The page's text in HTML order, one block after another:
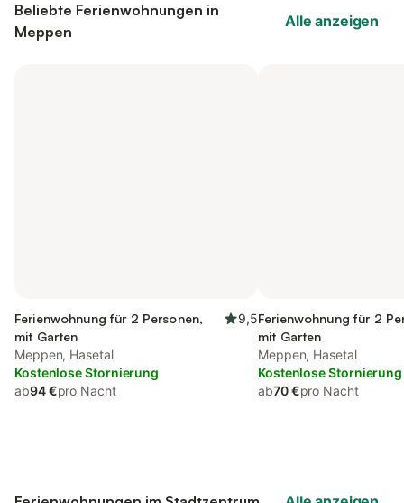
Beliebte Ferienwohnungen in
Meppen
Alle anzeigen
Ferienwohnung für 2 Personen,
mit Garten
9,5
Meppen, Hasetal
Kostenlose Stornierung
ab94 €pro Nacht
Ferienwohnung für 2
mit Garten
Meppen, Hasetal
Kostenlose Stornierung
ab70 €pro Nacht